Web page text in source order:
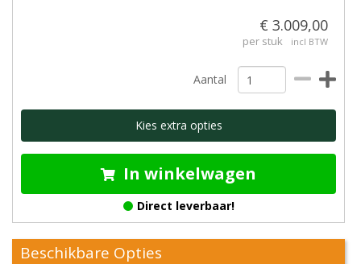
€ 3.009,00
per stuk incl BTW
Aantal
Kies extra opties
In winkelwagen
Direct leverbaar!
Beschikbare Opties